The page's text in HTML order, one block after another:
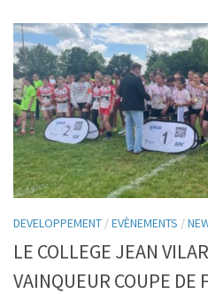
DEVELOPPEMENT /EVÈNEMENTS /
LE COLLEGE JEAN
VAINQUEUR COUPE DE